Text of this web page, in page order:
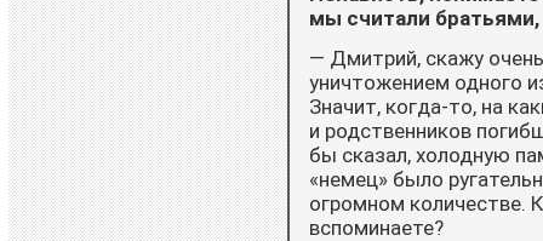
мы считали
— Дмитрий, скажу
уничтожением одного
Значит, когда-то, на
и родственников
бы сказал, холодную
«не­мец» было
огром­ном количестве.
вспоминаете?